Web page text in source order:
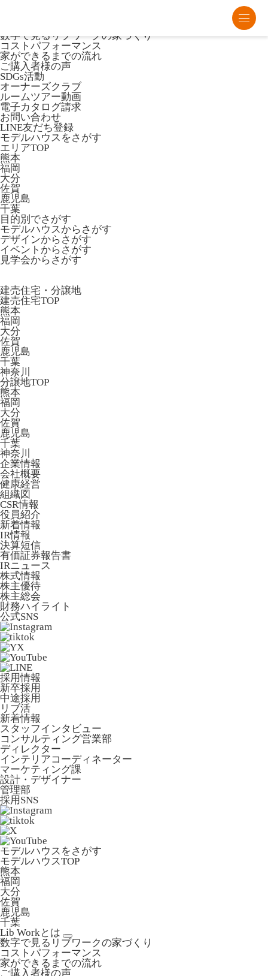
数字で見るリブワークの家づくり
コストパフォーマンス
家ができるまでの流れ
ご購入者様の声
SDGs活動
オーナーズクラブ
ルームツアー動画
電子カタログ請求
お問い合わせ
LINE友だち登録
モデルハウスをさがす
エリアTOP
熊本
福岡
大分
佐賀
鹿児島
千葉
目的別でさがす
モデルハウスからさがす
デザインからさがす
イベントからさがす
見学会からさがす
建売住宅・分譲地
建売住宅TOP
熊本
福岡
大分
佐賀
鹿児島
千葉
神奈川
分譲地TOP
熊本
福岡
大分
佐賀
鹿児島
千葉
神奈川
企業情報
会社概要
健康経営
組織図
CSR情報
役員紹介
新着情報
IR情報
決算短信
有価証券報告書
IRニュース
株式情報
株主優待
株主総会
財務ハイライト
公式SNS
採用情報
新卒採用
中途採用
リブ活
新着情報
スタッフインタビュー
コンサルティング営業部
ディレクター
インテリアコーディネーター
マーケティング課
設計・デザイナー
管理部
採用SNS
モデルハウスをさがす
モデルハウスTOP
熊本
福岡
大分
佐賀
鹿児島
千葉
Lib Workとは
数字で見るリブワークの家づくり
コストパフォーマンス
家ができるまでの流れ
ご購入者様の声